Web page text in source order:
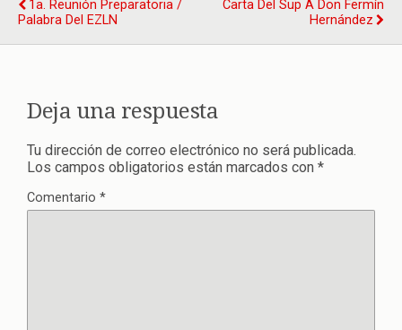
1a. Reunión Preparatoria /
Palabra Del EZLN
Carta Del Sup A Don Fermín
Hernández
Deja una respuesta
Tu dirección de correo electrónico no será publicada.
Los campos obligatorios están marcados con *
Comentario *